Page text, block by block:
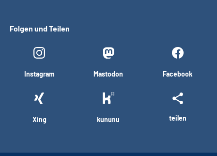
Folgen und Teilen
Instagram Mastodon Facebook
Xing kununu teilen